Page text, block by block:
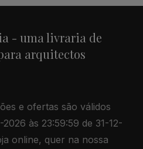
- uma livraria de
arquitectos
e ofertas são válidos
às 23:59:59 de 31-12-
online, quer na nossa